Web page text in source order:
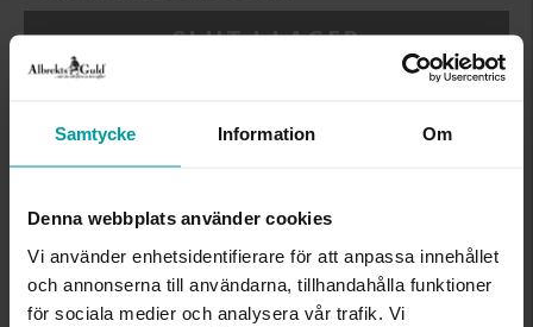
Samtycke Information Om
Denna webbplats använder cookies
Vi använder enhetsidentifierare för att anpassa innehållet
och annonserna till användarna, tillhandahålla funktioner
för sociala medier och analysera vår trafik. Vi
SLUT I LAGER
LÄNGD CA (CM)
17,0+2,0
VARUMÄRKE
Albrekts Guld
MATERIAL
Silver
STEN/PÄRLA
Kubisk zirkonia